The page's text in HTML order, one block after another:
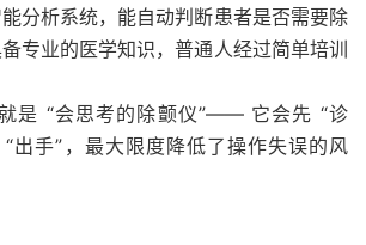
分析系统，能自动判断患者是否需要除
专业的医学知识，普通人经过简单培训
是 “会思考的除颤仪”—— 它会先 “诊
出手”，最大限度降低了操作失误的风